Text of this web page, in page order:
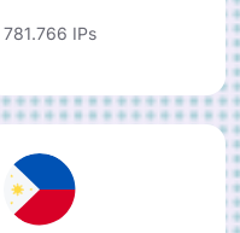
781.766 IPs